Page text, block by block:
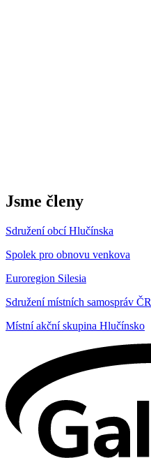
Jsme členy
Sdružení obcí Hlučínska
Spolek pro obnovu venkova
Euroregion Silesia
Sdružení místních samospráv ČR
Místní akční skupina Hlučínsko